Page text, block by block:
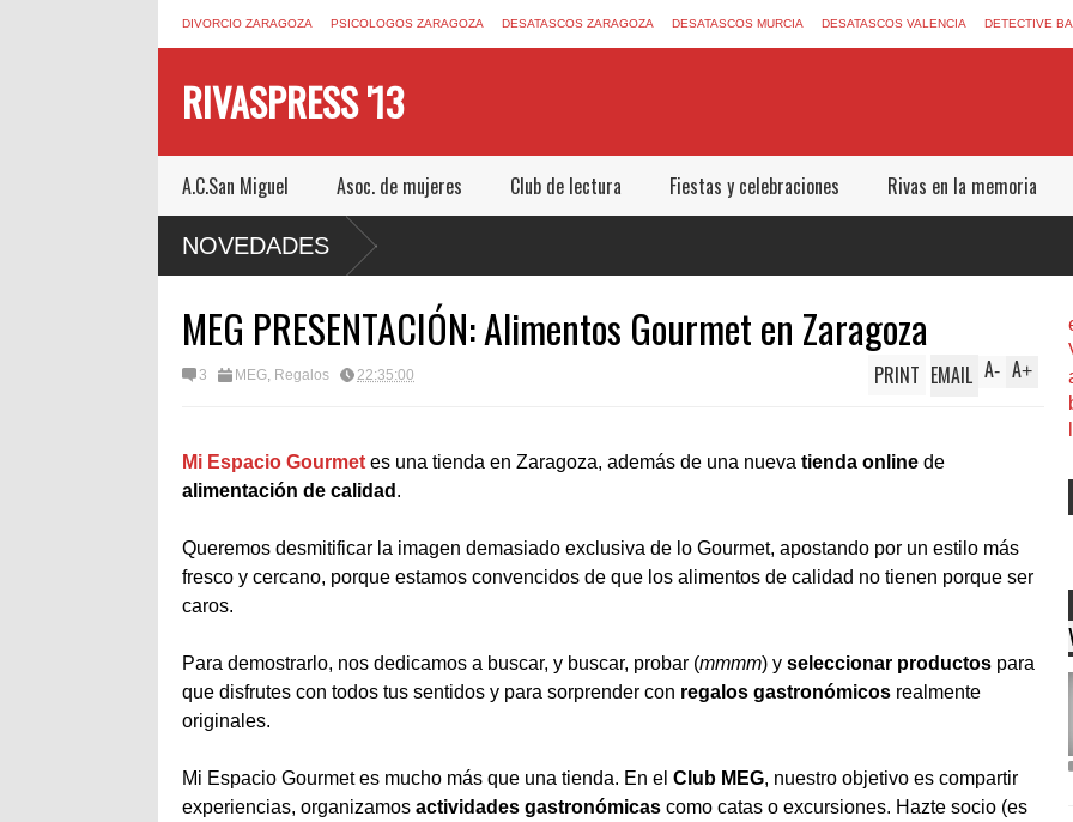
DIVORCIO ZARAGOZA PSICOLOGOS ZARAGOZA DESATASCOS ZARAGOZA DESATASCOS MURCIA DESATASCOS VALENCIA DETECTIVE
RIVASPRESS '13
A.C.San Miguel Asoc. de mujeres Club de lectura Fiestas y celebraciones Rivas en la memoria
NOVEDADES
ROOM DE MUCHO MIEDO EN
MEG PRESENTACIÓN: Alimentos Gourmet en Zaragoza
3 MEG, Regalos 22:35:00 A+
A-
PRINT EMAIL
Mi Espacio Gourmet es una tienda en Zaragoza, además de una nueva tienda online de
alimentación de calidad .
Queremos desmitificar la imagen demasiado exclusiva de lo Gourmet, apostando por un estilo más
fresco y cercano, porque estamos convencidos de que los alimentos de calidad no tienen porque ser
caros.
Para demostrarlo, nos dedicamos a buscar, y buscar, probar (mmmm) y seleccionar productos para
que disfrutes con todos tus sentidos y para sorprender con regalos gastronómicos realmente
originales.
Mi Espacio Gourmet es mucho más que una tienda. En el Club MEG, nuestro objetivo es compartir
experiencias, organizamos actividades gastronómicas como catas o excursiones. Hazte socio (es